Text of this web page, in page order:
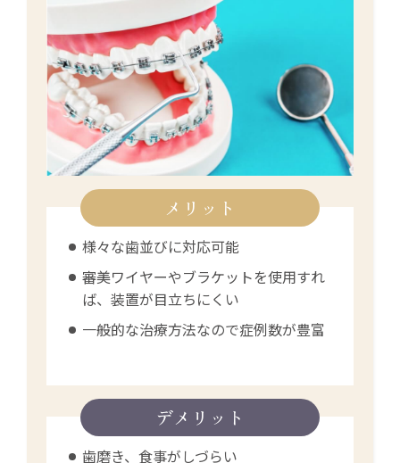
メリット
様々な歯並びに対応可能
審美ワイヤーやブラケットを使用すれ
ば、装置が目立ちにくい
一般的な治療方法なので症例数が豊富
デメリット
歯磨き、食事がしづらい